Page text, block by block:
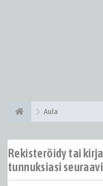
Aula
Rekisteröidy tai
tunnuksiasi